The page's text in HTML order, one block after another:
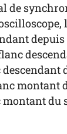
de
montant
du